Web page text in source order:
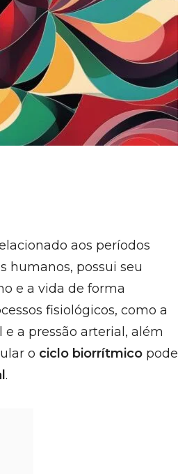
aos períodos
humanos, possui seu
e a vida de forma
fisiológicos, como a
a pressão arterial, além
o ciclo biorrítmico pode
.